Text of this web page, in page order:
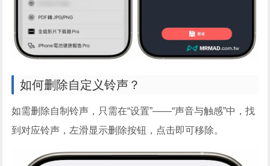
如何删除自定义铃声？
如需删除自制铃声，只需在“设置”——“声音与触感”中，找
到对应铃声，左滑显示删除按钮，点击即可移除。